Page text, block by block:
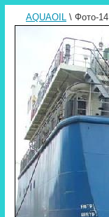
AQUAOIL \ Фото-14